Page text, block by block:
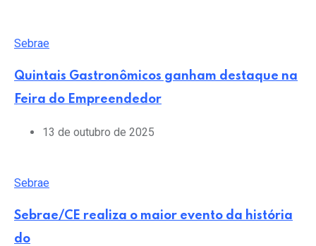
Sebrae
Quintais Gastronômicos ganham destaque na
Feira do Empreendedor
13 de outubro de 2025
Sebrae
Sebrae/CE realiza o maior evento da história
do